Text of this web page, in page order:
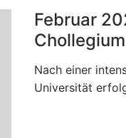
Februar
Nach einer
Universität